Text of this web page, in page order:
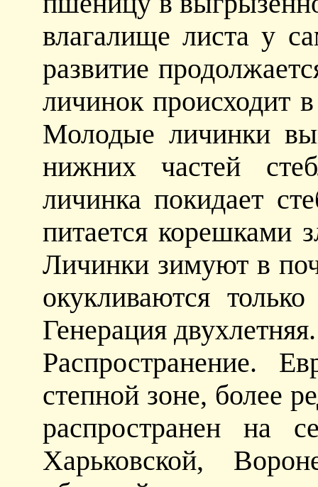
влагалище листа у
развитие
личинок происходит
Молодые личинки
нижних частей
личинка покидает
питается корешками
Личинки зимуют в
окукливаются
Генерация
Распространение.
степной зоне, более
распространен на
Харьковской,